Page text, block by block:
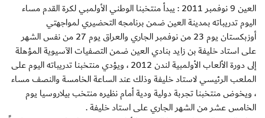
العين 9 نوفمبر 2011 : يبدأ منتخبنا الوطني الأولمبي لكرة القدم مساء
اليوم تدريباته بمدينة العين ضمن برنامجه التحضيري لمواجهتي
أوزبكستان يوم 23 من نوفمبر الجاري والعراق يوم 27 من نفس الشهر
على استاد خليفة بن زايد بنادي العين ضمن التصفيات الآسيوية المؤهلة
إلى دورة الألعاب الأولمبية لندن 2012 ، ويؤدي منتخبنا تدريباته اليوم على
الملعب الرئيسي لاستاد خليفة وذلك عند الساعة الخامسة والنصف مساء
، ويخوض منتخبنا تجربة دولية ودية أمام نظيره منتخب بيلاروسيا يوم
الخامس عشر من الشهر الجاري على استاد خليفة .